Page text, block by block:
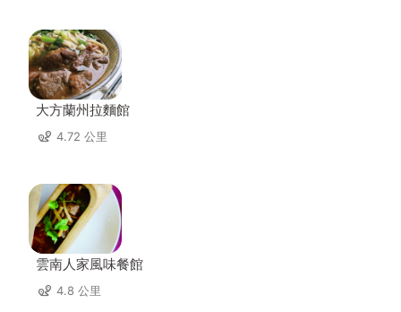
大方蘭州拉麵館
4.72 公里
雲南人家風味餐館
4.8 公里